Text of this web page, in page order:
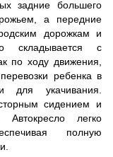
задние большего
а передние
дорожкам и
складывается с
по ходу движения,
ребенка в
для укачивания.
сидением и
легко
полную